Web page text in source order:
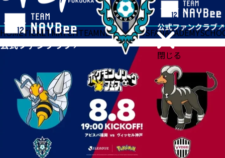
閉じる
HOMETICKETMATCHTEAMNEWSGOODSFANACADEMY